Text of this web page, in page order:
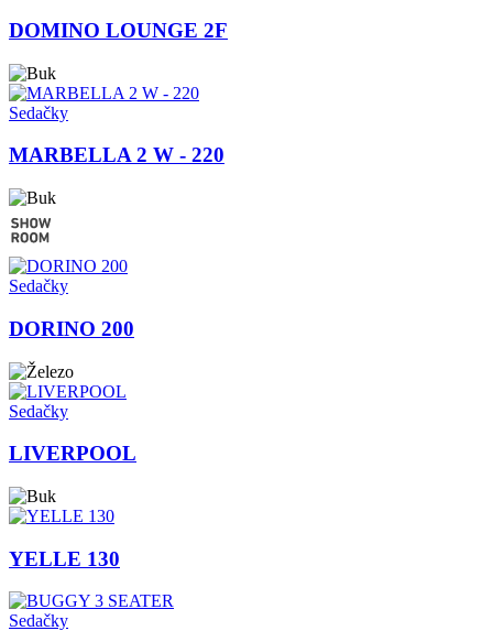
DOMINO LOUNGE 2F
Sedačky
MARBELLA 2 W - 220
Sedačky
DORINO 200
Sedačky
LIVERPOOL
YELLE 130
Sedačky